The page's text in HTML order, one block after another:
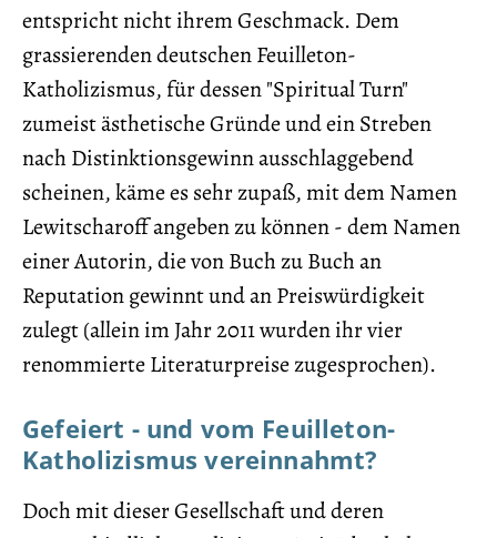
entspricht nicht ihrem Geschmack. Dem
grassierenden deutschen Feuilleton-
Katholizismus, für dessen "Spiritual Turn"
zumeist ästhetische Gründe und ein Streben
nach Distinktionsgewinn ausschlaggebend
scheinen, käme es sehr zupaß, mit dem Namen
Lewitscharoff angeben zu können - dem Namen
einer Autorin, die von Buch zu Buch an
Reputation gewinnt und an Preiswürdigkeit
zulegt (allein im Jahr 2011 wurden ihr vier
renommierte Literaturpreise zugesprochen).
Gefeiert - und vom Feuilleton-
Katholizismus vereinnahmt?
Doch mit dieser Gesellschaft und deren